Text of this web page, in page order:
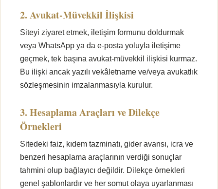
2. Avukat-Müvekkil İlişkisi
Siteyi ziyaret etmek, iletişim formunu doldurmak
veya WhatsApp ya da e-posta yoluyla iletişime
geçmek, tek başına avukat-müvekkil ilişkisi kurmaz.
Bu ilişki ancak yazılı vekâletname ve/veya avukatlık
sözleşmesinin imzalanmasıyla kurulur.
3. Hesaplama Araçları ve Dilekçe
Örnekleri
Sitedeki faiz, kıdem tazminatı, gider avansı, icra ve
benzeri hesaplama araçlarının verdiği sonuçlar
tahmini olup bağlayıcı değildir. Dilekçe örnekleri
genel şablonlardır ve her somut olaya uyarlanması